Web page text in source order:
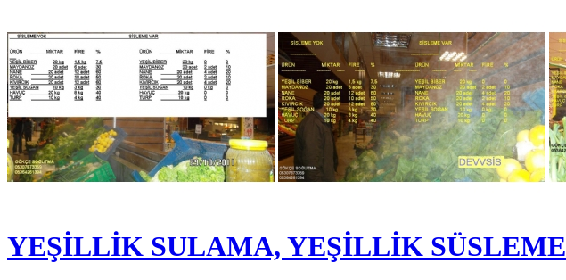
YEŞİLLİK SULAMA, YEŞİLLİK SÜSLEME